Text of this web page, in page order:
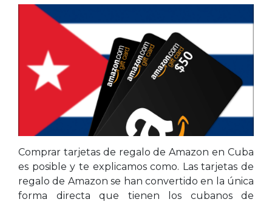
Comprar tarjetas de regalo de Amazon en Cuba
es posible y te explicamos como. Las tarjetas de
regalo de Amazon se han convertido en la única
forma directa que tienen los cubanos de